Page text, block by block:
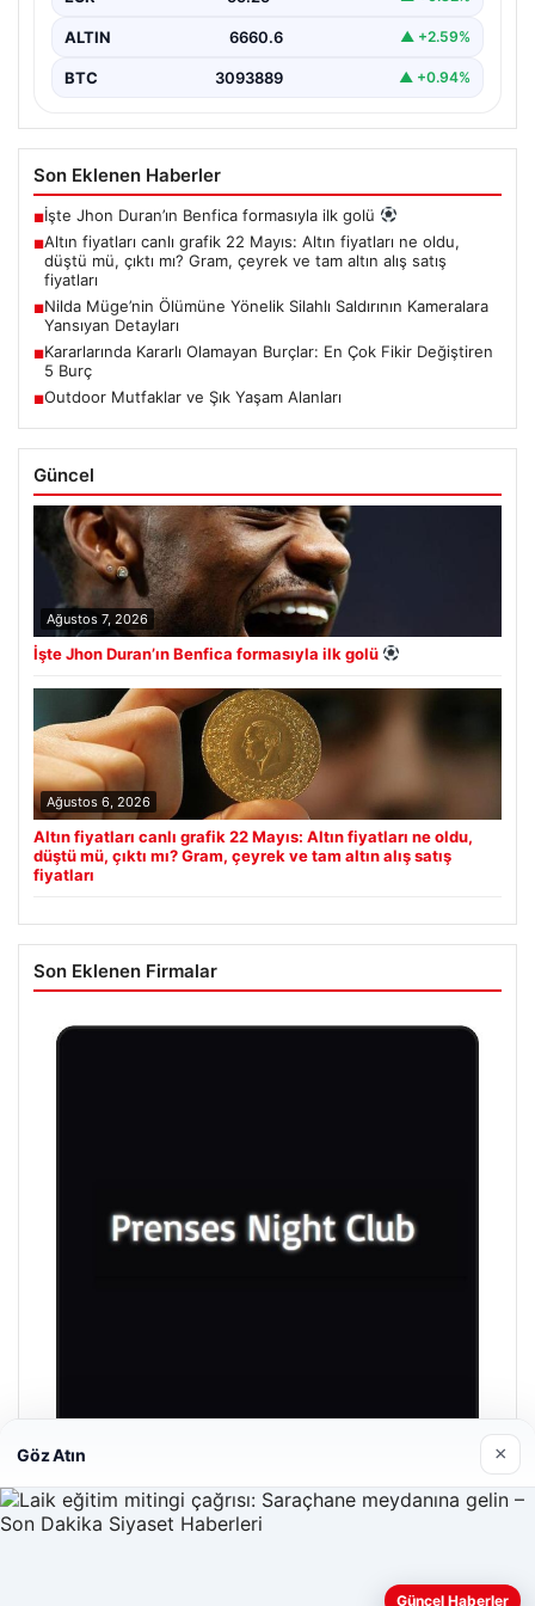
ALTIN 6660.6 ▲ +2.59%
BTC 3093889 ▲ +0.94%
Son Eklenen Haberler
■İşte Jhon Duran’ın Benfica formasıyla ilk golü
■Altın fiyatları canlı grafik 22 Mayıs: Altın fiyatları ne oldu,
düştü mü, çıktı mı? Gram, çeyrek ve tam altın alış satış
fiyatları
■Nilda Müge’nin Ölümüne Yönelik Silahlı Saldırının Kameralara
Yansıyan Detayları
■Kararlarında Kararlı Olamayan Burçlar: En Çok Fikir Değiştiren
5 Burç
■Outdoor Mutfaklar ve Şık Yaşam Alanları
Güncel
Ağustos 7, 2026
İşte Jhon Duran’ın Benfica formasıyla ilk golü
Ağustos 6, 2026
Altın fiyatları canlı grafik 22 Mayıs: Altın fiyatları ne oldu,
düştü mü, çıktı mı? Gram, çeyrek ve tam altın alış satış
fiyatları
Son Eklenen Firmalar
Prenses Night Club
Nisan 29, 2026
Göz Atın ×
Güncel Haberler